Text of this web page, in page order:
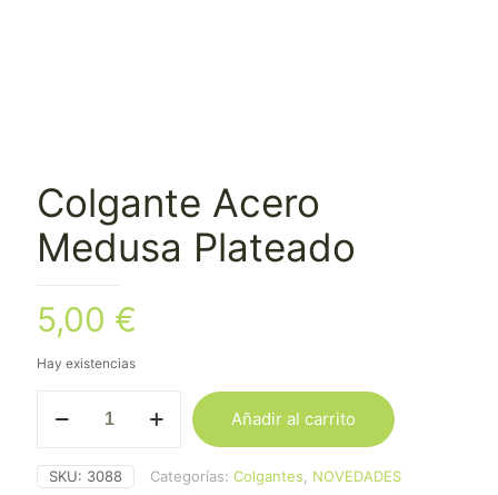
Colgante Acero
Medusa Plateado
5,00 €
Hay existencias
Acero
Plateado
cantidad
Añadir al carrito
SKU: 3088 Categorías: Colgantes, NOVEDADES